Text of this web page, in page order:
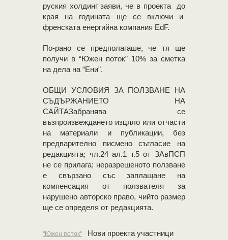
руския холдинг заяви, че в проекта до
края на годината ще се включи и
френската енергийна компания EdF.
По-рано се предполагаше, че тя ще
получи в “Южен поток” 10% за сметка
на дела на “Ени”.
OБЩИ УСЛОВИЯ ЗА ПОЛЗВАНЕ НА
СЪДЪРЖАНИЕТО НА
САЙТАЗабранява се
възпроизвеждането изцяло или отчасти
на материали и публикации, без
предварително писмено съгласие на
редакцията; чл.24 ал.1 т.5 от ЗАвПСП
не се прилага; неразрешеното ползване
е свързано със заплащане на
компенсация от ползвателя за
нарушено авторско право, чийто размер
ще се определя от редакцията.
"Южен поток" Нови проекта участници